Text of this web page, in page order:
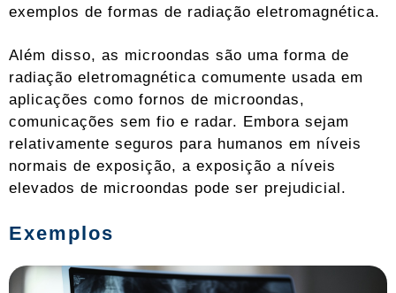
exemplos de formas de radiação eletromagnética.
Além disso, as microondas são uma forma de
radiação eletromagnética comumente usada em
aplicações como fornos de microondas,
comunicações sem fio e radar. Embora sejam
relativamente seguros para humanos em níveis
normais de exposição, a exposição a níveis
elevados de microondas pode ser prejudicial.
Exemplos